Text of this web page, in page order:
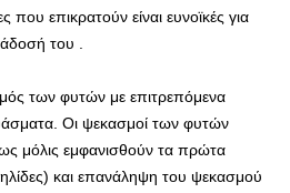
που επικρατούν είναι ευνοϊκές για
του .
των φυτών με επιτρεπόμενα
Οι ψεκασμοί των φυτών
μόλις εμφανισθούν τα πρώτα
και επανάληψη του ψεκασμού